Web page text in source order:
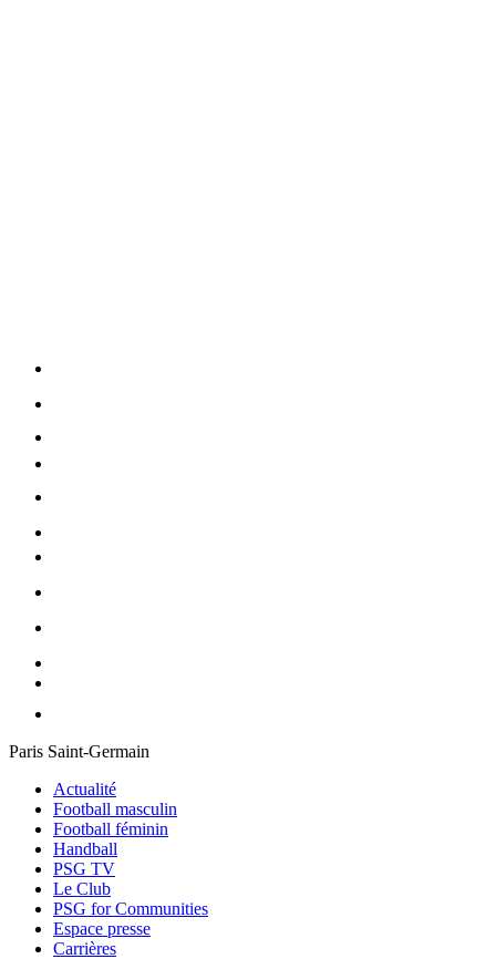
Paris Saint-Germain
Actualité
Football masculin
Football féminin
Handball
PSG TV
Le Club
PSG for Communities
Espace presse
Carrières